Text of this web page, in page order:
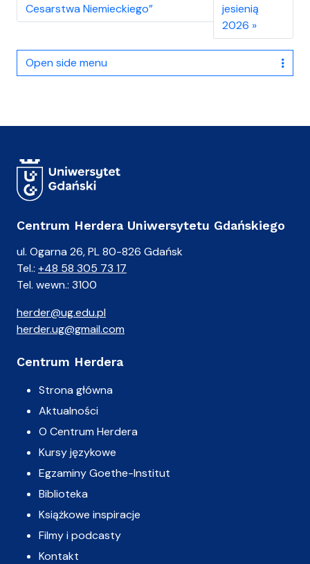
Cesarstwa Niemieckiego”
jesienią
2026
Open side menu
Centrum Herdera Uniwersytetu Gdańskiego
ul. Ogarna 26, PL 80-826 Gdańsk
Tel.: +48 58 305 73 17
Tel. wewn.: 3100
herder@ug.edu.pl
herder.ug@gmail.com
Centrum Herdera
Strona główna
Aktualności
O Centrum Herdera
Kursy językowe
Egzaminy Goethe-Institut
Biblioteka
Książkowe inspiracje
Filmy i podcasty
Kontakt